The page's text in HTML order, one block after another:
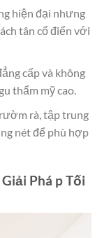
hiện đại nhưng
tân cổ điển với
cấp và không
thẩm mỹ cao.
rà, tập trung
nét để phù hợp
Phá p Tối